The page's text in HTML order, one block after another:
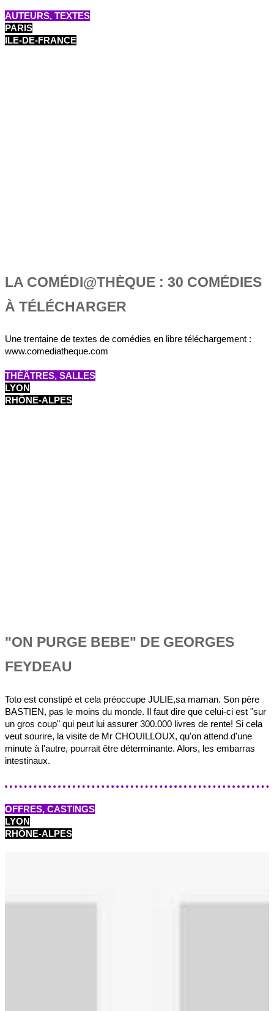
AUTEURS, TEXTES
PARIS
ILE-DE-FRANCE
LA COMÉDI@THÈQUE : 30 COMÉDIES
À TÉLÉCHARGER
Une trentaine de textes de comédies en libre téléchargement :
www.comediatheque.com
THÉÂTRES, SALLES
LYON
RHÔNE-ALPES
"ON PURGE BEBE" DE GEORGES
FEYDEAU
Toto est constipé et cela préoccupe JULIE,sa maman. Son père
BASTIEN, pas le moins du monde. Il faut dire que celui-ci est "sur
un gros coup" qui peut lui assurer 300.000 livres de rente! Si cela
veut sourire, la visite de Mr CHOUILLOUX, qu'on attend d'une
minute à l'autre, pourrait être déterminante. Alors, les embarras
intestinaux.
OFFRES, CASTINGS
LYON
RHÔNE-ALPES